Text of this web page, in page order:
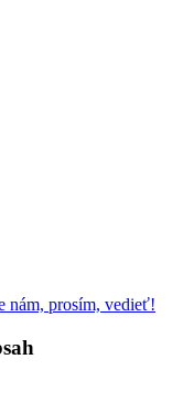
nám, prosím, vedieť!